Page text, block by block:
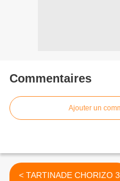
Commentaires
Ajouter un
< TARTINADE CHORIZO 3